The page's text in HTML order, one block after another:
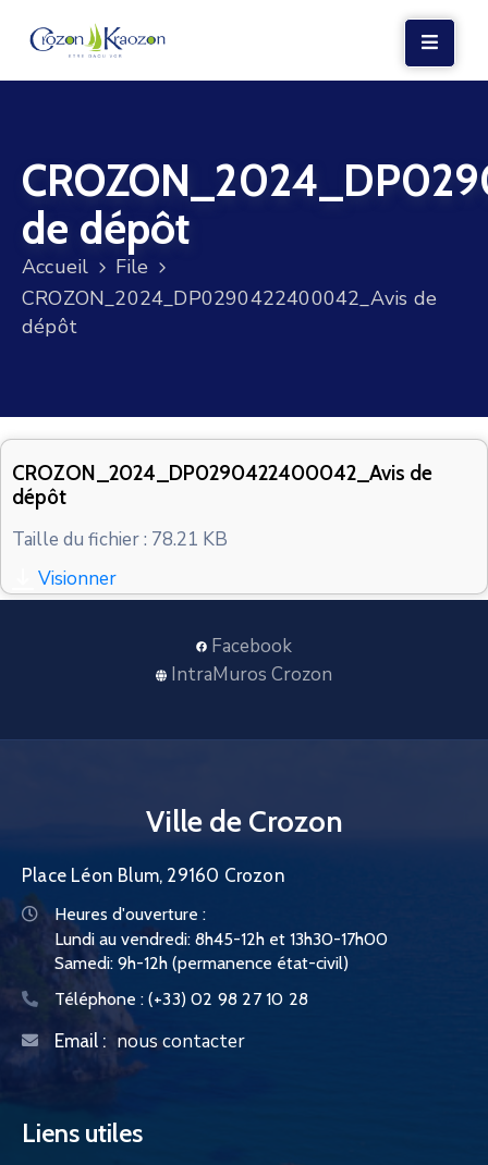
VIE
LOCALE
VIE
SOCIALE
TERRE
VOS
CONTACT
de dépôt
Accueil
File
CROZON_2024_DP0290422400042_Avis de
dépôt
CROZON_2024_DP0290422400042_Avis de
dépôt
Taille du fichier : 78.21 KB
Visionner
Facebook
IntraMuros Crozon
Ville de Crozon
Place Léon Blum, 29160 Crozon
Heures d'ouverture :
Lundi au vendredi: 8h45-12h et 13h30-17h00
Samedi: 9h-12h (permanence état-civil)
Téléphone : (+33) 02 98 27 10 28
Email : nous contacter
Liens utiles